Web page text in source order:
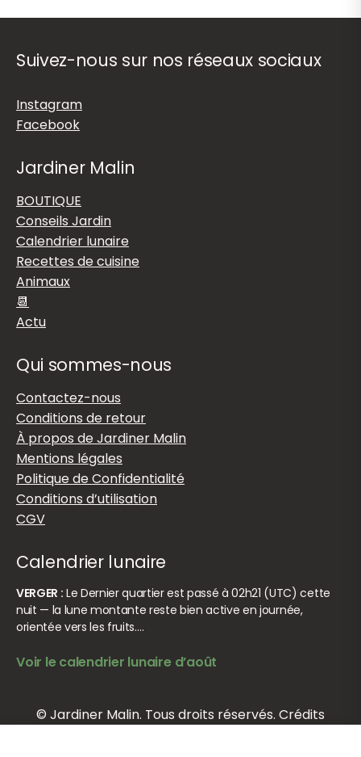
Suivez-nous sur nos réseaux sociaux
Instagram
Facebook
Jardiner Malin
BOUTIQUE
Conseils Jardin
Calendrier lunaire
Recettes de cuisine
Animaux
📆
Actu
Qui sommes-nous
Contactez-nous
Conditions de retour
À propos de Jardiner Malin
Mentions légales
Politique de Confidentialité
Conditions d’utilisation
CGV
Calendrier lunaire
VERGER : Le Dernier quartier est passé à 02h21 (UTC) cette
nuit — la lune montante reste bien active en journée,
orientée vers les fruits.…
Voir le calendrier lunaire d’août
© Jardiner Malin. Tous droits réservés. Crédits